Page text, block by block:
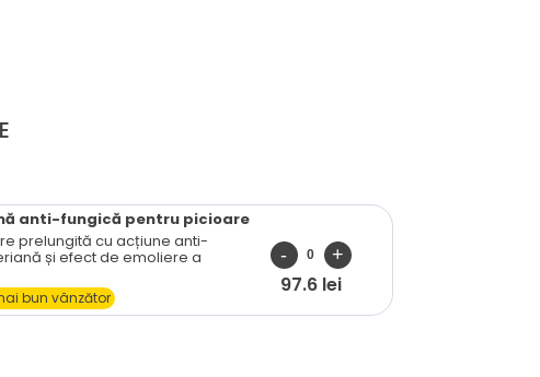
anti-fungică pentru picioare
prelungită cu acțiune anti-
și efect de emoliere a
bun vânzător
97.6 lei